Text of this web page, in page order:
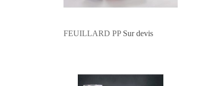
FEUILLARD PP Sur devis